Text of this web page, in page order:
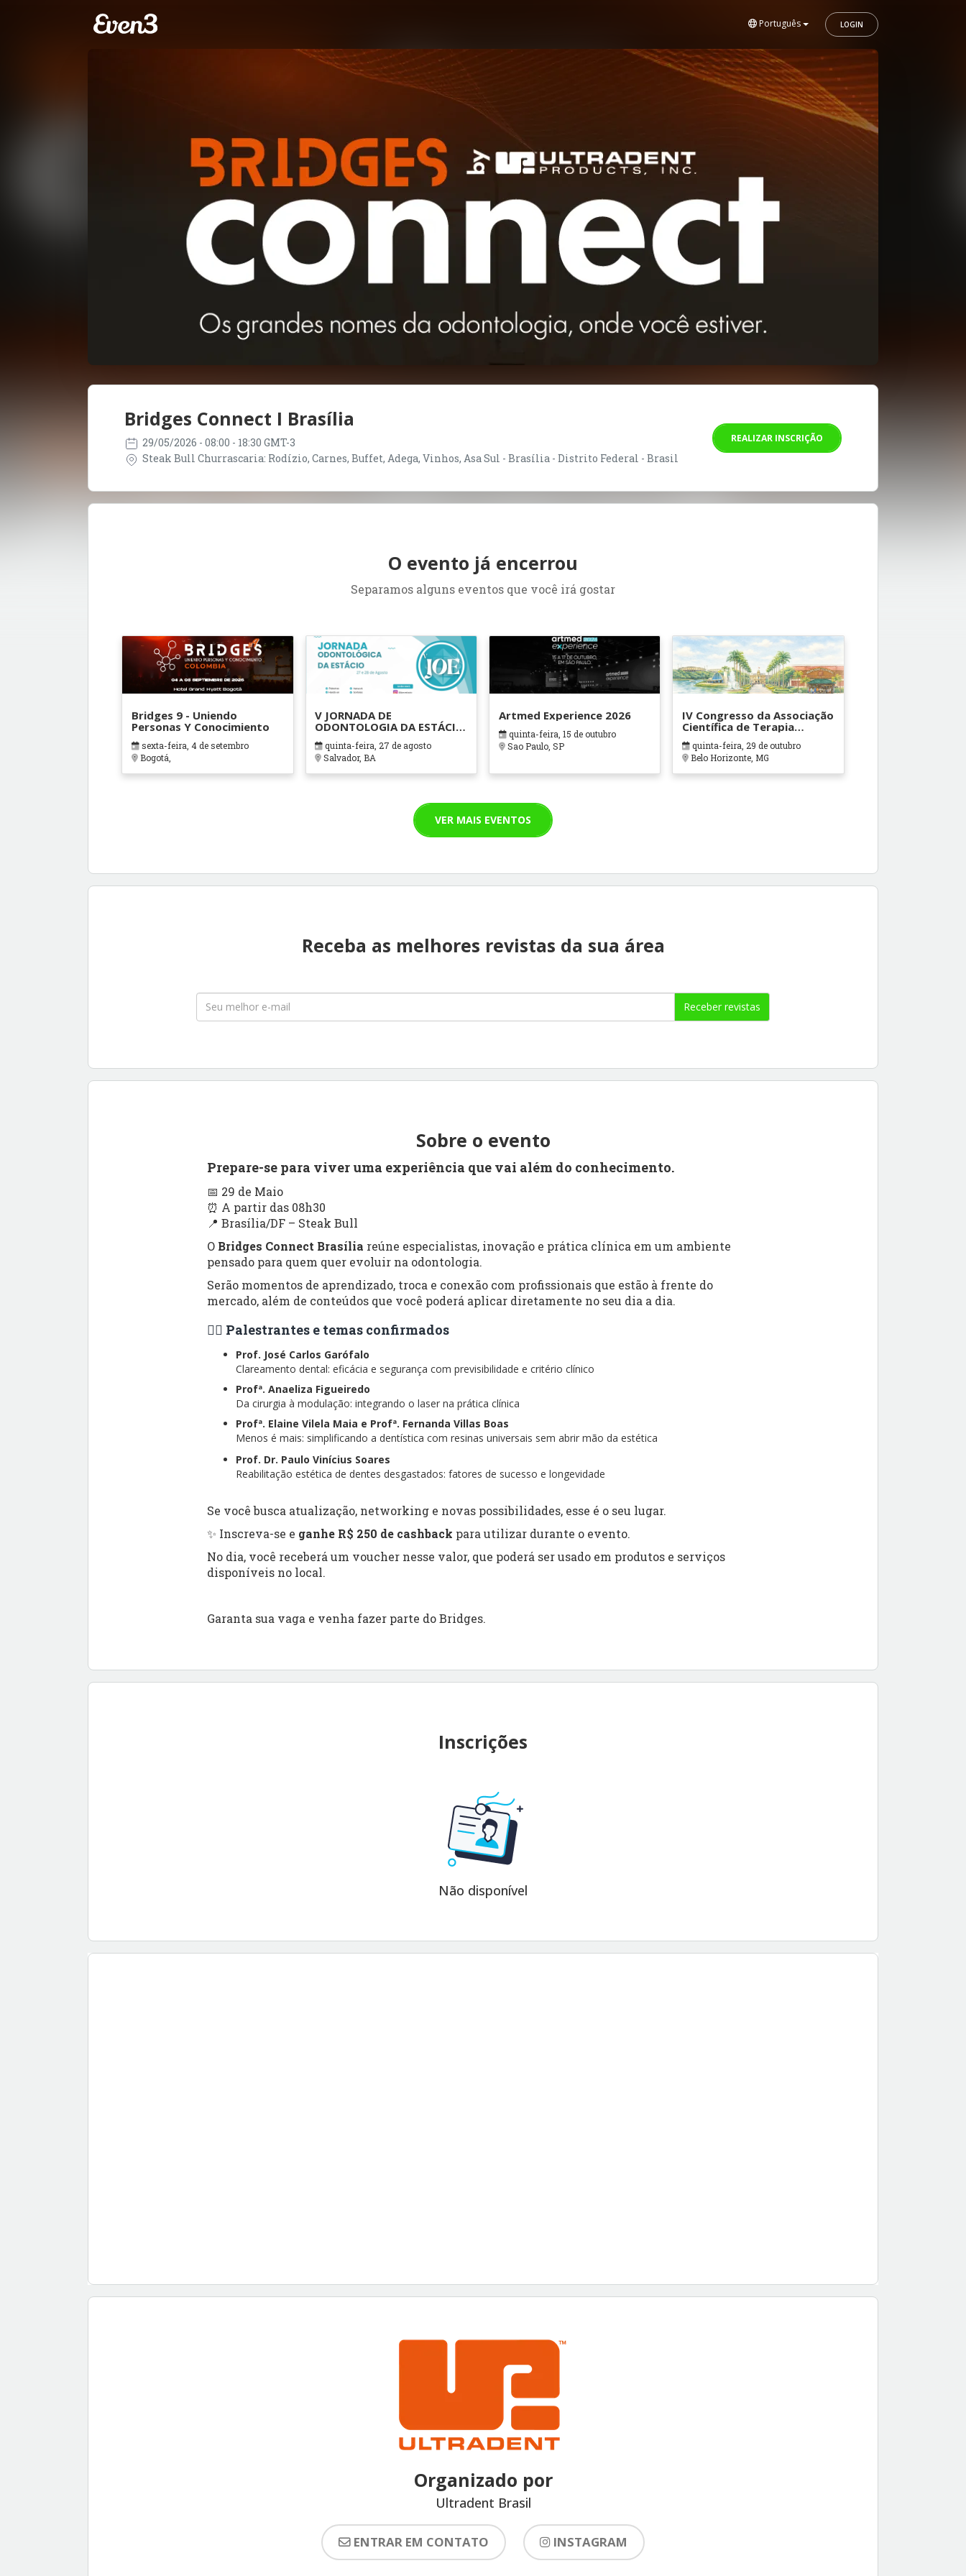
Português LOGIN
Bridges Connect I Brasília
29/05/2026 - 08:00 - 18:30 GMT-3
Steak Bull Churrascaria: Rodízio, Carnes, Buffet, Adega, Vinhos, Asa Sul - Brasília - Distrito Federal - Brasil
REALIZAR INSCRIÇÃO
O evento já encerrou
Separamos alguns eventos que você irá gostar
Bridges 9 - Uniendo
Personas Y Conocimiento
sexta-feira, 4 de setembro
Bogotá,
V JORNADA DE
ODONTOLOGIA DA ESTÁCIO
BAHIA
quinta-feira, 27 de agosto
Salvador, BA
Artmed Experience 2026
quinta-feira, 15 de outubro
Sao Paulo, SP
IV Congresso da Associação
Científica de Terapia
Ocupacional em Contextos
Hospitalares e Cuidados
Paliativos - ATOHOSP
quinta-feira, 29 de outubro
Belo Horizonte, MG
VER MAIS EVENTOS
Receba as melhores revistas da sua área
Receber revistas
Sobre o evento
Prepare-se para viver uma experiência que vai além do conhecimento.
📅 29 de Maio
⏰ A partir das 08h30
📍 Brasília/DF – Steak Bull
O Bridges Connect Brasília reúne especialistas, inovação e prática clínica em um ambiente
pensado para quem quer evoluir na odontologia.
Serão momentos de aprendizado, troca e conexão com profissionais que estão à frente do
mercado, além de conteúdos que você poderá aplicar diretamente no seu dia a dia.
👨‍⚕️ Palestrantes e temas confirmados
Prof. José Carlos Garófalo
Clareamento dental: eficácia e segurança com previsibilidade e critério clínico
Profª. Anaeliza Figueiredo
Da cirurgia à modulação: integrando o laser na prática clínica
Profª. Elaine Vilela Maia e Profª. Fernanda Villas Boas
Menos é mais: simplificando a dentística com resinas universais sem abrir mão da estética
Prof. Dr. Paulo Vinícius Soares
Reabilitação estética de dentes desgastados: fatores de sucesso e longevidade
Se você busca atualização, networking e novas possibilidades, esse é o seu lugar.
✨ Inscreva-se e ganhe R$ 250 de cashback para utilizar durante o evento.
No dia, você receberá um voucher nesse valor, que poderá ser usado em produtos e serviços
disponíveis no local.
Garanta sua vaga e venha fazer parte do Bridges.
Inscrições
Não disponível
Organizado por
Ultradent Brasil
ENTRAR EM CONTATO INSTAGRAM